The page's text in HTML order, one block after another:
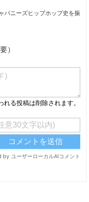
パニーズヒップホップ史を振
）